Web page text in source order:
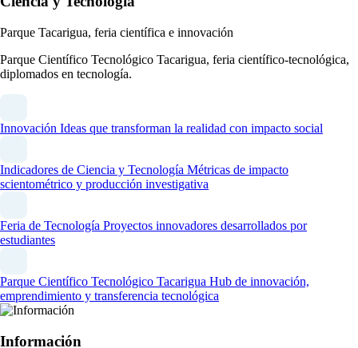
Parque Tacarigua, feria científica e innovación
Parque Científico Tecnológico Tacarigua, feria científico-tecnológica,
diplomados en tecnología.
Innovación Ideas que transforman la realidad con impacto social
Indicadores de Ciencia y Tecnología Métricas de impacto
scientométrico y producción investigativa
Feria de Tecnología Proyectos innovadores desarrollados por
estudiantes
Parque Científico Tecnológico Tacarigua Hub de innovación,
emprendimiento y transferencia tecnológica
Información